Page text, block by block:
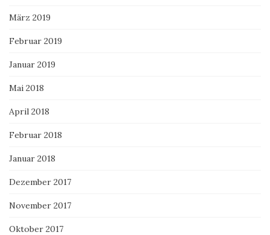
März 2019
Februar 2019
Januar 2019
Mai 2018
April 2018
Februar 2018
Januar 2018
Dezember 2017
November 2017
Oktober 2017